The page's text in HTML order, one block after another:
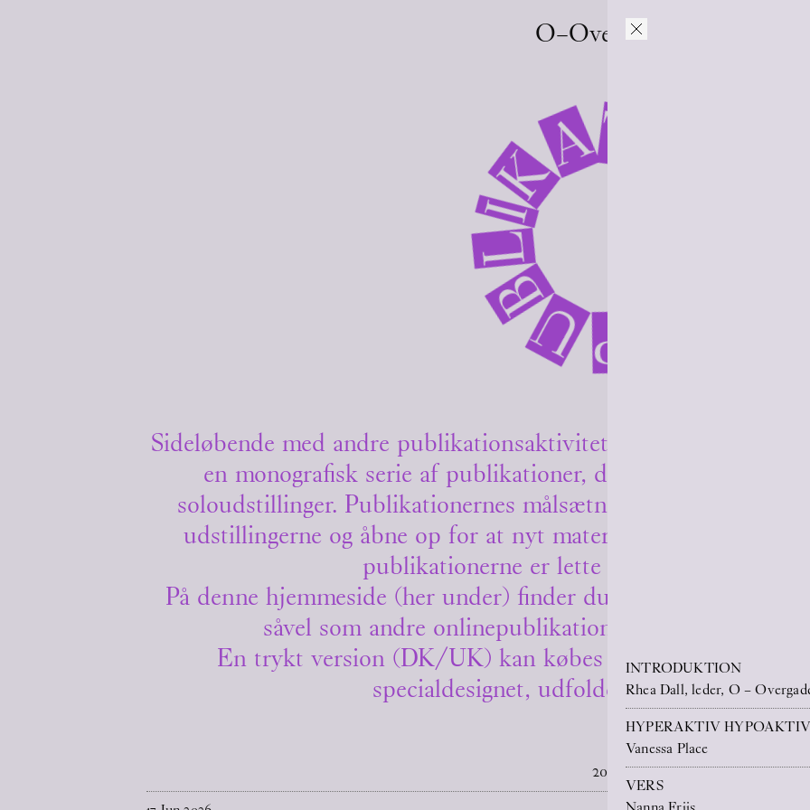
O–Overgaden
P
U
B
L
IK
E
R
Sideløbende med andre publikationsaktiviteter har O –
en monografisk serie af publikationer, der udgives i
soloudstillinger. Publikationernes målsætning er at udvide
udstillingerne og åbne op for at nyt materiale kan udspringe
publikationerne er lette at tilgå selv langvejs
På denne hjemmeside (her under) finder du en PDF-version af
såvel som andre onlinepublikationer, som du gratis
En trykt version (DK/UK) kan købes for 50 DKK i vores
specialdesignet, udfoldelig plakat som
2026
INTRODUKTION
Rhea Dall, leder, O –
HYPERAKTIV HYPOAKTIV
Vanessa Place
VERS